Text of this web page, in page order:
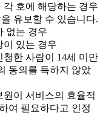
호에 해당하는 경우
유보할 수 있습니다.
없는 경우
이 있는 경우
청한 사람이 14세 미만
동의를 득하지 않았
원이 서비스의 효율적
여 필요하다고 인정